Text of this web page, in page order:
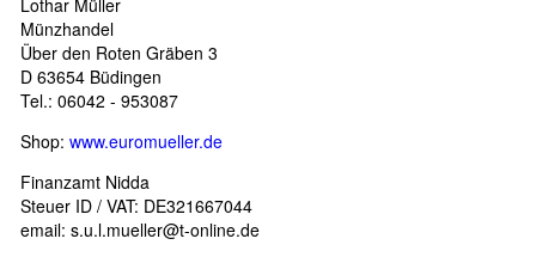
Lothar Müller
Münzhandel
Über den Roten Gräben 3
D 63654 Büdingen
Tel.: 06042 - 953087
Shop: www.euromueller.de
Finanzamt Nidda
Steuer ID / VAT: DE321667044
email: s.u.l.mueller@t-online.de